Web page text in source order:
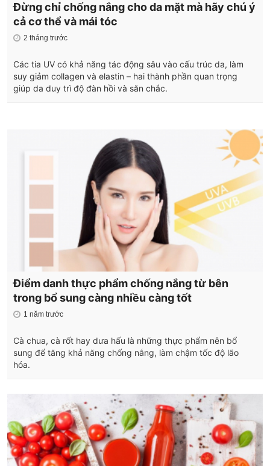
Đừng chỉ chống nắng cho da mặt mà hãy chú ý
cả cơ thể và mái tóc
2 tháng trước
Các tia UV có khả năng tác động sâu vào cấu trúc da, làm
suy giảm collagen và elastin – hai thành phần quan trọng
giúp da duy trì độ đàn hồi và săn chắc.
Điểm danh thực phẩm chống nắng từ bên
trong bổ sung càng nhiều càng tốt
1 năm trước
Cà chua, cà rốt hay dưa hấu là những thực phẩm nên bổ
sung để tăng khả năng chống nắng, làm chậm tốc độ lão
hóa.